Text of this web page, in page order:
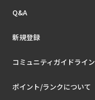
Q&A
新規登録
コミュニティガイドライン
ポイント/ランクについて